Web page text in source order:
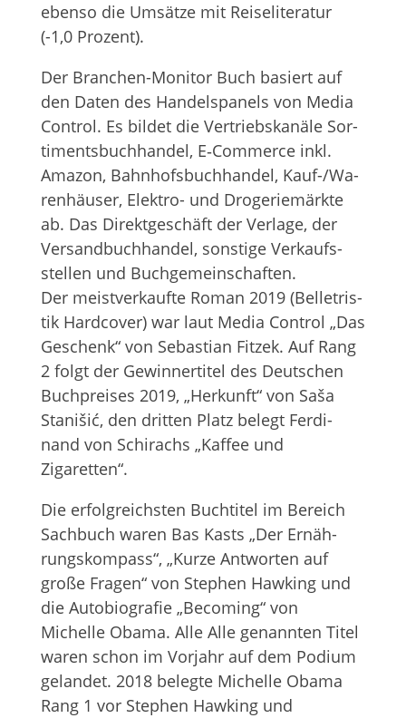
ebenso die Umsätze mit Rei­se­li­te­ra­tur
(-1,0 Prozent).
Der Bran­chen-Moni­tor Buch basiert auf
den Daten des Han­dels­pa­nels von Media
Con­trol. Es bil­det die Ver­triebs­ka­näle Sor­
ti­ments­buch­han­del, E‑Commerce inkl.
Ama­zon, Bahn­hofs­buch­han­del, Kauf-/Wa­
ren­häu­ser, Elek­tro- und Dro­ge­rie­märkte
ab. Das Direkt­ge­schäft der Ver­lage, der
Ver­sand­buch­han­del, sons­tige Ver­kaufs­
stel­len und Buch­ge­mein­schaf­ten.
Der meist­ver­kaufte Roman 2019 (Bel­le­tris­
tik Hard­co­ver) war laut Media Con­trol „Das
Geschenk“ von Sebas­tian Fit­zek. Auf Rang
2 folgt der Gewin­ner­ti­tel des Deut­schen
Buch­prei­ses 2019, „Her­kunft“ von Saša
Sta­nišić, den drit­ten Platz belegt Fer­di­
nand von Schirachs „Kaf­fee und
Zigaretten“.
Die erfolg­reichs­ten Buch­ti­tel im Bereich
Sach­buch waren Bas Kasts „Der Ernäh­
rungs­kom­pass“, „Kurze Ant­wor­ten auf
große Fra­gen“ von Ste­phen Haw­king und
die Auto­bio­gra­fie „Beco­ming“ von
Michelle Obama. Alle Alle genann­ten Titel
waren schon im Vor­jahr auf dem Podium
gelan­det. 2018 belegte Michelle Obama
Rang 1 vor Ste­phen Haw­king und